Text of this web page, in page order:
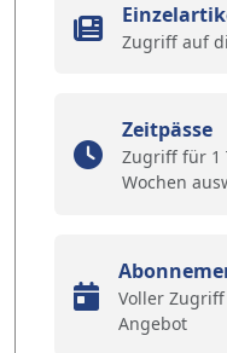
Zugriff auf
Zeitpässe
Zugriff für 1
Wochen
Voller
Angebot